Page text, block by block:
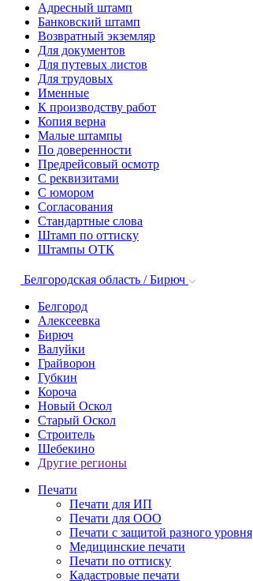
Адресный штамп
Банковский штамп
Возвратный экземляр
Для документов
Для путевых листов
Для трудовых
Именные
К производству работ
Копия верна
Малые штампы
По доверенности
Предрейсовый осмотр
С реквизитами
С юмором
Согласования
Стандартные слова
Штамп по оттиску
Штампы ОТК
Белгородская область / Бирюч
Белгород
Алексеевка
Бирюч
Валуйки
Грайворон
Губкин
Короча
Новый Оскол
Старый Оскол
Строитель
Шебекино
Другие регионы
Печати
Печати для ИП
Печати для ООО
Печати с защитой разного уровня
Медицинские печати
Печати по оттиску
Кадастровые печати